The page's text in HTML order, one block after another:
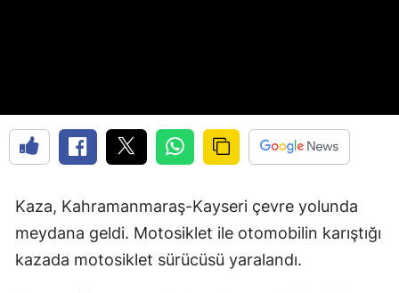
Kaza, Kahramanmaraş-Kayseri çevre yolunda
meydana geldi. Motosiklet ile otomobilin karıştığı
kazada motosiklet sürücüsü yaralandı.